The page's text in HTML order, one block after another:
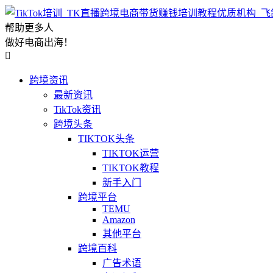
帮助更多人
做好电商出海！

跨境资讯
最新资讯
TikTok资讯
跨境头条
TIKTOK头条
TIKTOK运营
TIKTOK教程
新手入门
跨境平台
TEMU
Amazon
其他平台
跨境百科
广告术语